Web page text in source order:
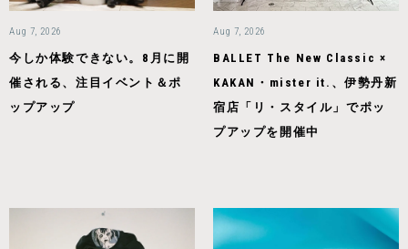
Aug 7, 2026
今しか体験できない。8月に開
催される、注目イベント＆ポ
ップアップ
Aug 7, 2026
BALLET The New Classic ×
KAKAN・mister it.、伊勢丹新
宿店「リ・スタイル」でポッ
プアップを開催中